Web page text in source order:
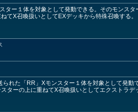
ー１体を対象として発動できる。そのモンス
てX召喚扱いとしてEXデッキから特殊召喚する。
れた「RR」Xモンスター１体を対象として発動
ターの上に重ねてX召喚扱いとしてエクストラデ